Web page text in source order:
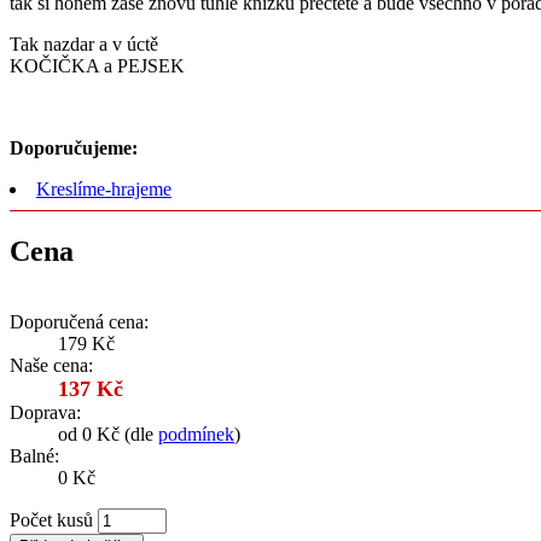
Tak nazdar a v úctě
KOČIČKA a PEJSEK
Doporučujeme:
Kreslíme-hrajeme
Cena
Doporučená cena:
179 Kč
Naše cena:
137 Kč
Doprava:
od 0 Kč (dle podmínek)
Balné:
0 Kč
Počet kusů